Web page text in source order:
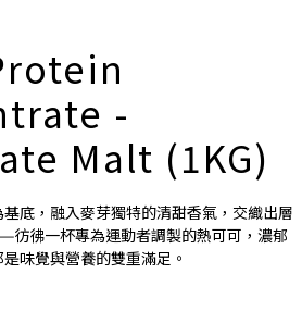
-
Malt (1KG)
底，融入麥芽獨特的清甜香氣，交織出層
彷彿一杯專為運動者調製的熱可可，濃郁
味覺與營養的雙重滿足。